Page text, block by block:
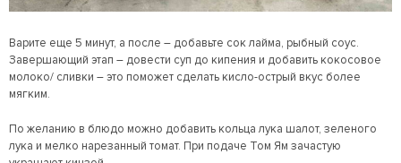
Варите еще 5 минут, а после – добавьте сок лайма, рыбный соус.
Завершающий этап – довести суп до кипения и добавить кокосовое
молоко/ сливки – это поможет сделать кисло-острый вкус более
мягким.
По желанию в блюдо можно добавить кольца лука шалот, зеленого
лука и мелко нарезанный томат. При подаче Том Ям зачастую